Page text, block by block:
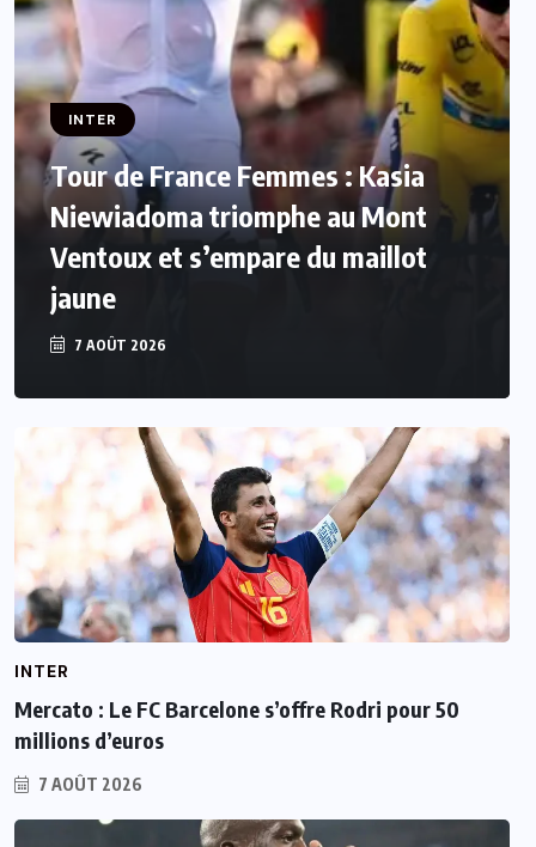
INTER
Tour de France Femmes : Kasia
Niewiadoma triomphe au Mont
Ventoux et s’empare du maillot
jaune
7 AOÛT 2026
INTER
Mercato : Le FC Barcelone s’offre Rodri pour 50
millions d’euros
7 AOÛT 2026